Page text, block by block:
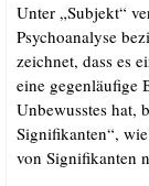
Unter „Sub­jekt“
Psy­cho­ana­ly­se
zeich­net, dass es
eine gegen­läu­fi­ge
Unbe­wuss­tes hat,
Signi­fi­kan­ten“,
von Signi­fi­kan­ten